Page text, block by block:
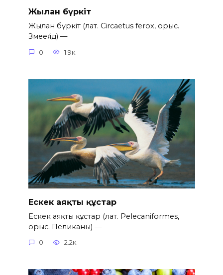
Жылан бүркіт
Жылан бүркіт (лат. Circaetus ferox, орыс.
Змеея́д) —
0 1.9к.
Ескек аяқты құстар
Ескек аяқты құстар (лат. Pelecaniformes,
орыс. Пеликаны) —
0 2.2к.